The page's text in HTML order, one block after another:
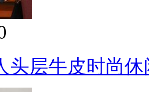
头层牛皮时尚